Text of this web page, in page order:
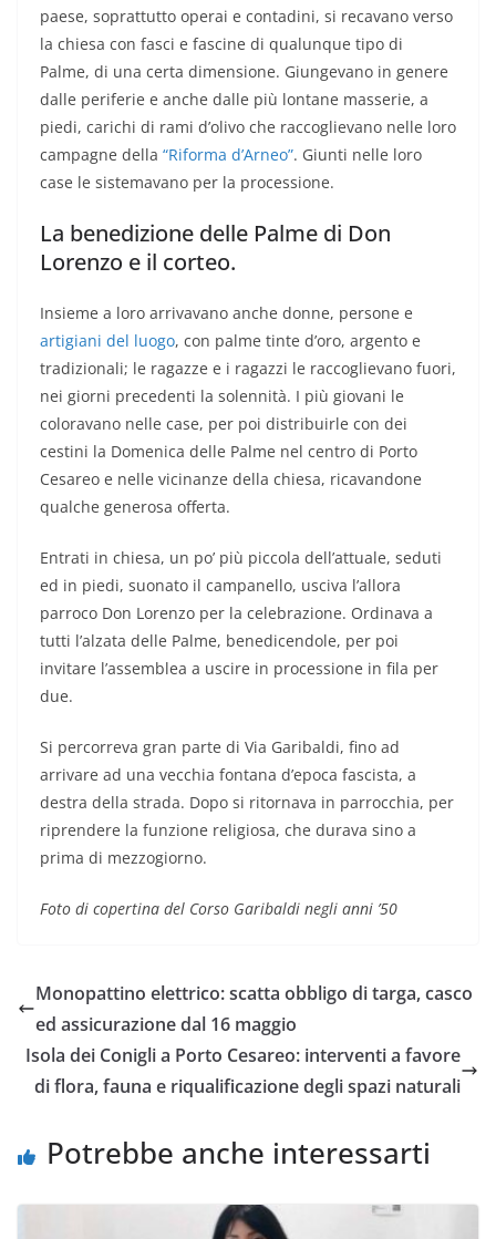
paese, soprattutto operai e contadini, si recavano verso
la chiesa con fasci e fascine di qualunque tipo di
Palme, di una certa dimensione. Giungevano in genere
dalle periferie e anche dalle più lontane masserie, a
piedi, carichi di rami d’olivo che raccoglievano nelle loro
campagne della “Riforma d’Arneo”. Giunti nelle loro
case le sistemavano per la processione.
La benedizione delle Palme di Don
Lorenzo e il corteo.
Insieme a loro arrivavano anche donne, persone e
artigiani del luogo, con palme tinte d’oro, argento e
tradizionali; le ragazze e i ragazzi le raccoglievano fuori,
nei giorni precedenti la solennità. I più giovani le
coloravano nelle case, per poi distribuirle con dei
cestini la Domenica delle Palme nel centro di Porto
Cesareo e nelle vicinanze della chiesa, ricavandone
qualche generosa offerta.
Entrati in chiesa, un po’ più piccola dell’attuale, seduti
ed in piedi, suonato il campanello, usciva l’allora
parroco Don Lorenzo per la celebrazione. Ordinava a
tutti l’alzata delle Palme, benedicendole, per poi
invitare l’assemblea a uscire in processione in fila per
due.
Si percorreva gran parte di Via Garibaldi, fino ad
arrivare ad una vecchia fontana d’epoca fascista, a
destra della strada. Dopo si ritornava in parrocchia, per
riprendere la funzione religiosa, che durava sino a
prima di mezzogiorno.
Foto di copertina del Corso Garibaldi negli anni ’50
Monopattino elettrico: scatta obbligo di targa, casco
ed assicurazione dal 16 maggio
Isola dei Conigli a Porto Cesareo: interventi a favore
di flora, fauna e riqualificazione degli spazi naturali
Potrebbe anche interessarti